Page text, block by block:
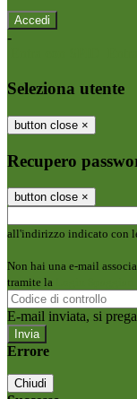
-
Seleziona utente
button close ×
Recupero
button close ×
all'indirizzo indicato con
Non hai una e-mail
tramite la
E-mail inviata, si
Errore
Chiudi